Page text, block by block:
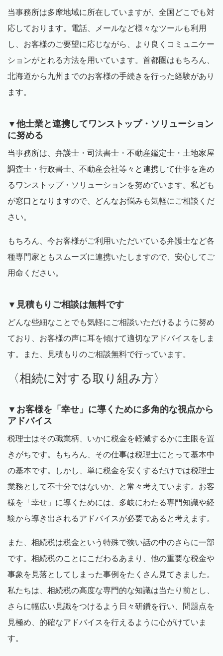
当事務所は多摩地域に所在していますが、全国どこでも対
応しております。電話、メールなど様々なツールも利用
し、お客様のご要望に応じながら、より良くコミュニケー
ションがとれる方法を用いています。首都圏はもちろん、
北海道から九州までのお客様の手続きを行った経験があり
ます。
▼他士業と連携してワンストップ・ソリューション
に努める
当事務所は、弁護士・司法書士・不動産鑑定士・土地家屋
調査士・行政書士、不動産会社等々と連携して仕事を進め
るワンストップ・ソリューションを努めています。私ども
が窓口となりますので、どんなお悩みも気軽にご相談くだ
さい。
もちろん、今お客様がご利用いただいている弁護士など各
種専門家ともスムーズに連携いたしますので、安心してご
用命ください。
▼見積もりご相談は無料です
どんな些細なことでも気軽にご相談いただけるように努め
ており、お客様の声に耳を傾けて適切なアドバイスをしま
す。また、見積もりのご相談無料で行っています。
〈相続に対する取り組み方〉
▼お客様を「幸せ」に導くために多角的な視点から
アドバイス
税理士はその職業柄、いかに税金を軽減するかに主眼を置
きがちです。もちろん、その仕事は税理士にとって基本中
の基本です。しかし、単に税金を安くするだけでは税理士
業務として不十分ではないか、と常々考えています。お客
様を「幸せ」に導くためには、多岐にわたる専門知識や経
験から導き出されるアドバイスが必要であると考えます。
また、相続税は税金という特殊で狭い話の中のさらに一部
です。相続税のことにこだわるあまり、他の重要な税金や
事象を見落としてしまった事例をたくさん見てきました。
私たちは、相続税の高度な専門的な知識は当たり前とし、
さらに幅広い見識をつけるよう日々研鑽を行い、問題点を
見極め、的確なアドバイスを行えるように心がけていま
す。